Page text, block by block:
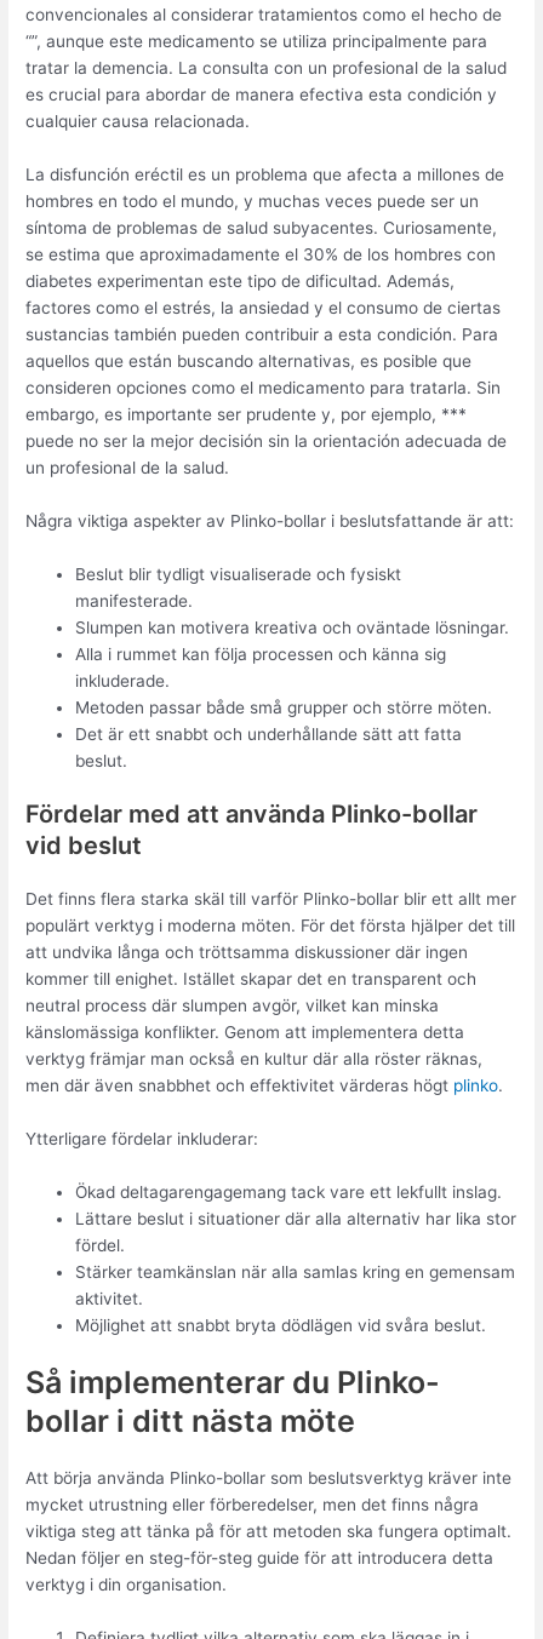
convencionales al considerar tratamientos como el hecho de
“”, aunque este medicamento se utiliza principalmente para
tratar la demencia. La consulta con un profesional de la salud
es crucial para abordar de manera efectiva esta condición y
cualquier causa relacionada.
La disfunción eréctil es un problema que afecta a millones de
hombres en todo el mundo, y muchas veces puede ser un
síntoma de problemas de salud subyacentes. Curiosamente,
se estima que aproximadamente el 30% de los hombres con
diabetes experimentan este tipo de dificultad. Además,
factores como el estrés, la ansiedad y el consumo de ciertas
sustancias también pueden contribuir a esta condición. Para
aquellos que están buscando alternativas, es posible que
consideren opciones como el medicamento para tratarla. Sin
embargo, es importante ser prudente y, por ejemplo, ***
puede no ser la mejor decisión sin la orientación adecuada de
un profesional de la salud.
Några viktiga aspekter av Plinko-bollar i beslutsfattande är att:
Beslut blir tydligt visualiserade och fysiskt
manifesterade.
Slumpen kan motivera kreativa och oväntade lösningar.
Alla i rummet kan följa processen och känna sig
inkluderade.
Metoden passar både små grupper och större möten.
Det är ett snabbt och underhållande sätt att fatta
beslut.
Fördelar med att använda Plinko-bollar
vid beslut
Det finns flera starka skäl till varför Plinko-bollar blir ett allt mer
populärt verktyg i moderna möten. För det första hjälper det till
att undvika långa och tröttsamma diskussioner där ingen
kommer till enighet. Istället skapar det en transparent och
neutral process där slumpen avgör, vilket kan minska
känslomässiga konflikter. Genom att implementera detta
verktyg främjar man också en kultur där alla röster räknas,
men där även snabbhet och effektivitet värderas högt plinko.
Ytterligare fördelar inkluderar:
Ökad deltagarengagemang tack vare ett lekfullt inslag.
Lättare beslut i situationer där alla alternativ har lika stor
fördel.
Stärker teamkänslan när alla samlas kring en gemensam
aktivitet.
Möjlighet att snabbt bryta dödlägen vid svåra beslut.
Så implementerar du Plinko-
bollar i ditt nästa möte
Att börja använda Plinko-bollar som beslutsverktyg kräver inte
mycket utrustning eller förberedelser, men det finns några
viktiga steg att tänka på för att metoden ska fungera optimalt.
Nedan följer en steg-för-steg guide för att introducera detta
verktyg i din organisation.